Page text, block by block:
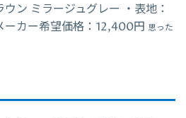
ン ミラージュグレー ・表地：
ーカー希望価格：12,400円 思った